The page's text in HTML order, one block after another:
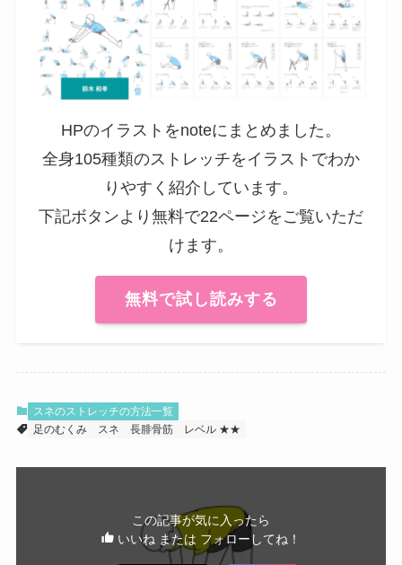
HPのイラストをnoteにまとめました。
全身105種類のストレッチをイラストでわか
りやすく紹介しています。
下記ボタンより無料で22ページをご覧いただ
けます。
無料で試し読みする
スネのストレッチの方法一覧
足のむくみ
スネ 長腓骨筋 レベル ★★
この記事が気に入ったら
いいね または フォローしてね！